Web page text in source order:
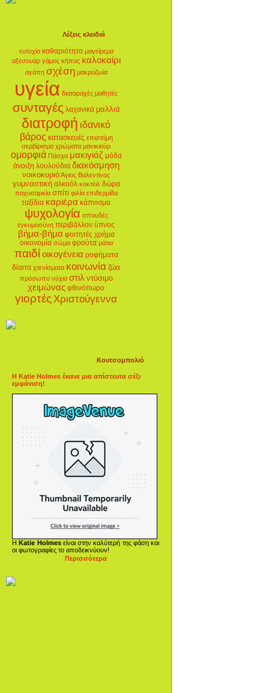
Λέξεις κλειδιά
ευτυχία καθαριότητα μαγείρεμα
αξεσουάρ γάμος κήπος καλοκαίρι
αγάπη σχέση μακροζωία
υγεία διαταραχές μαθητές
συνταγές λαχανικά μαλλιά
διατροφή ιδανικό
βάρος κατασκευές επιστήμη
σερβίρισμα χρώματα μανικιούρ
ομορφιά Πάσχα μακιγιάζ μόδα
άνοιξη λουλούδια διακόσμηση
νοικοκυριόΆγιος Βαλεντίνος
γυμναστική αλκοόλ κοκτέιλ δώρα
παχυσαρκία σπίτι φιλία επιδερμίδα
ταξίδια καριέρα κάπνισμα
ψυχολογία σπουδές
εγκυμοσύνη περιβάλλον ύπνος
βήμα-βήμα φοιτητές χρήμα
οικονομία σώμα φρούτα μάτια
παιδί οικογένεια ροφήματα
δίαιτα χτενίσματα κοινωνία ζώα
πρόσωπο νύχια στιλ ντύσιμο
χειμώνας φθινόπωρο
γιορτές Χριστούγεννα
Κουτσομπολιό
Η Katie Holmes έκανε μια απίστευτα σέξι
εμφάνιση!
ΗKatie Holmesείναι στην καλύτερή της φάση και
οι φωτογραφίες το αποδεικνύουν!
Περισσότερα